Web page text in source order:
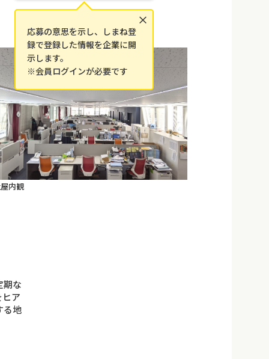
×
応募の意思を示し、しまね登
録で登録した情報を企業に開
示します。
※会員ログインが必要です
内観
期な
ア
る地